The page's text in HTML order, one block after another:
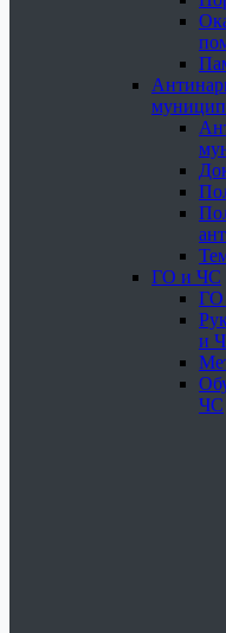
ГО и ЧС
ГО
и
ЧС